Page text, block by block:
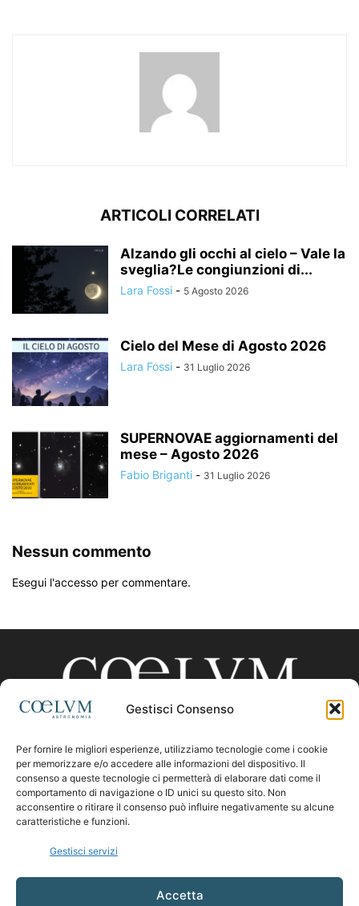
Gestisci Consenso
Per fornire le migliori esperienze, utilizziamo tecnologie come i cookie
per memorizzare e/o accedere alle informazioni del dispositivo. Il
consenso a queste tecnologie ci permetterà di elaborare dati come il
comportamento di navigazione o ID unici su questo sito. Non
acconsentire o ritirare il consenso può influire negativamente su alcune
caratteristiche e funzioni.
Gestisci servizi
Accetta
ARTICOLI CORRELATI
Alzando gli occhi al cielo – Vale la
sveglia?Le congiunzioni di...
Lara Fossi - 5 Agosto 2026
Cielo del Mese di Agosto 2026
Lara Fossi - 31 Luglio 2026
SUPERNOVAE aggiornamenti del
mese – Agosto 2026
Fabio Briganti - 31 Luglio 2026
Nessun commento
Esegui l'accesso per commentare.
CHI SIAMO
Contattaci:coelumastro@coelum.com